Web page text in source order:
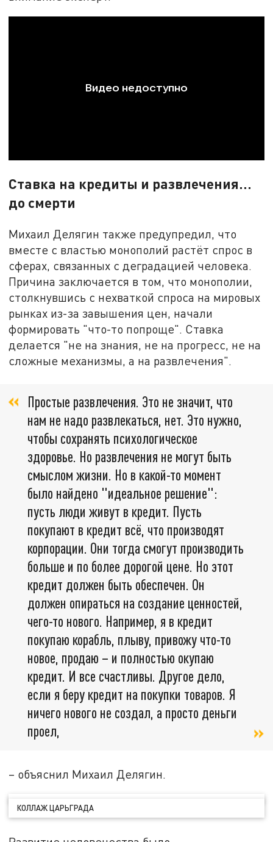
Ставка на кредиты и развлечения...
до смерти
Михаил Делягин также предупредил, что
вместе с властью монополий растёт спрос в
сферах, связанных с деградацией человека.
Причина заключается в том, что монополии,
столкнувшись с нехваткой спроса на мировых
рынках из-за завышения цен, начали
формировать "что-то попроще". Ставка
делается "не на знания, не на прогресс, не на
сложные механизмы, а на развлечения".
Простые развлечения. Это не значит, что
нам не надо развлекаться, нет. Это нужно,
чтобы сохранять психологическое
здоровье. Но развлечения не могут быть
смыслом жизни. Но в какой-то момент
было найдено "идеальное решение":
пусть люди живут в кредит. Пусть
покупают в кредит всё, что производят
корпорации. Они тогда смогут производить
больше и по более дорогой цене. Но этот
кредит должен быть обеспечен. Он
должен опираться на создание ценностей,
чего-то нового. Например, я в кредит
покупаю корабль, плыву, привожу что-то
новое, продаю – и полностью окупаю
кредит. И все счастливы. Другое дело,
если я беру кредит на покупки товаров. Я
ничего нового не создал, а просто деньги
проел,
– объяснил Михаил Делягин.
КОЛЛАЖ ЦАРЬГРАДА